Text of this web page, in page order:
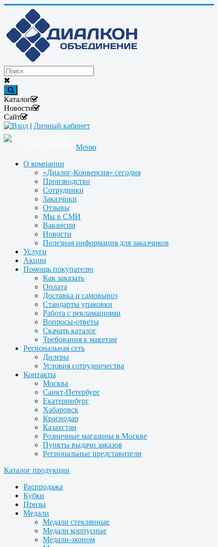
Каталог
Новости
Сайт
Вход | Личный кабинет
Меню
О компании
«Диалог-Конверсия» сегодня
Производство
Сотрудники
Заказчики
Отзывы
Мы в СМИ
Вакансии
Новости
Полезная информация для заказчиков
Услуги
Акции
Помощь покупателю
Как заказать
Оплата
Доставка и самовывоз
Стандарты упаковки
Работа с рекламациями
Вопросы-ответы
Скачать каталог
Требования к макетам
Региональная сеть
Дилеры
Условия сотрудничества
Контакты
Москва
Санкт-Петербург
Екатеринбург
Хабаровск
Краснодар
Казахстан
Розничные магазины в Москве
Пункты выдачи заказов
Региональные представители
Каталог продукции
Распродажа
Кубки
Призы
Медали
Медали стеклянные
Медали корпусные
Медали-эконом